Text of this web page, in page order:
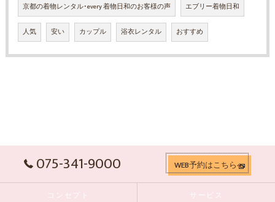
京都の着物レンタル･every 着物日和のお客様の声 エブリー着物日和
人気 安い カップル 浴衣レンタル おすすめ
075-341-9000 WEB予約はこちらへ
コンセプト サービス